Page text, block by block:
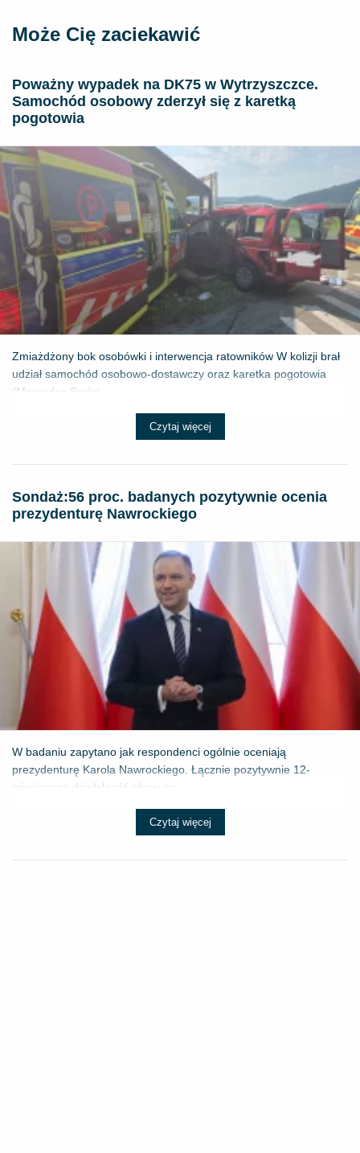
Może Cię zaciekawić
Poważny wypadek na DK75 w Wytrzyszczce.
Samochód osobowy zderzył się z karetką
pogotowia
Zmiażdżony bok osobówki i interwencja ratowników W kolizji brał
udział samochód osobowo-dostawczy oraz karetka pogotowia
(Mercedes Sprint...
Czytaj więcej
​Sondaż:56 proc. badanych pozytywnie ocenia
prezydenturę Nawrockiego
W badaniu zapytano jak respondenci ogólnie oceniają
prezydenturę Karola Nawrockiego. Łącznie pozytywnie 12-
miesięczną działalność głowy pa...
Czytaj więcej